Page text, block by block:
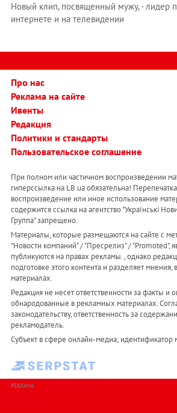
Новый клип, посвященный мужу, - лидер
интернете и на телевидении
Про нас
Реклама на сайте
Ивенты
Редакция
Политики и стандарты
Пользовательское соглашение
При полном или частичном воспроизведении
гиперссылка на LB.ua обязательна!
воспроизведение или иное использование
содержится ссылка на агентство "Українськi
Группа" запрещено.
Материалы, которые размещаются на сайте с
"Новости компаний" / "Пресрелиз" / "Promoted",
публикуются на правах рекламы. , однако
подготовке этого контента и разделяет мнения,
материалах.
Редакция не несет ответственности за факты и
обнародованные в рекламных материалах.
законодательству, ответственность за
рекламодатель.
Субъект в сфере онлайн-медиа; идентификатор
РЕКЛАМА